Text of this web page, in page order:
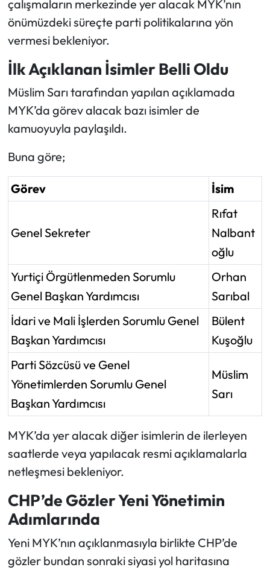
çalışmaların merkezinde yer alacak MYK’nın
önümüzdeki süreçte parti politikalarına yön
vermesi bekleniyor.
İlk Açıklanan İsimler Belli Oldu
Müslim Sarı tarafından yapılan açıklamada
MYK’da görev alacak bazı isimler de
kamuoyuyla paylaşıldı.
Buna göre;
Görev İsim
Genel Sekreter
Rıfat
Nalbant
oğlu
Yurtiçi Örgütlenmeden Sorumlu
Genel Başkan Yardımcısı
Orhan
Sarıbal
İdari ve Mali İşlerden Sorumlu Genel
Başkan Yardımcısı
Bülent
Kuşoğlu
Parti Sözcüsü ve Genel
Yönetimlerden Sorumlu Genel
Başkan Yardımcısı
Müslim
Sarı
MYK’da yer alacak diğer isimlerin de ilerleyen
saatlerde veya yapılacak resmi açıklamalarla
netleşmesi bekleniyor.
CHP’de Gözler Yeni Yönetimin
Adımlarında
Yeni MYK’nın açıklanmasıyla birlikte CHP’de
gözler bundan sonraki siyasi yol haritasına